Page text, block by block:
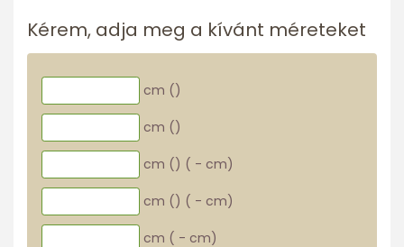
Kérem, adja meg a kívánt méreteket
cm ()
cm ()
cm () ( - cm)
cm () ( - cm)
cm ( - cm)